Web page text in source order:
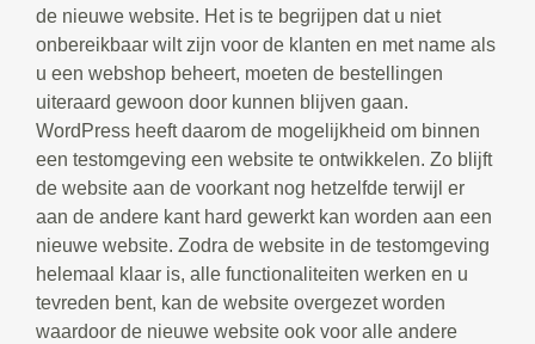
de nieuwe website. Het is te begrijpen dat u niet
onbereikbaar wilt zijn voor de klanten en met name als
u een webshop beheert, moeten de bestellingen
uiteraard gewoon door kunnen blijven gaan.
WordPress heeft daarom de mogelijkheid om binnen
een testomgeving een website te ontwikkelen. Zo blijft
de website aan de voorkant nog hetzelfde terwijl er
aan de andere kant hard gewerkt kan worden aan een
nieuwe website. Zodra de website in de testomgeving
helemaal klaar is, alle functionaliteiten werken en u
tevreden bent, kan de website overgezet worden
waardoor de nieuwe website ook voor alle andere